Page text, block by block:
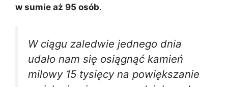
w sumie aż 95 osób.
W ciągu zaledwie jednego dnia
udało nam się osiągnąć kamień
milowy 15 tysięcy na powiększanie